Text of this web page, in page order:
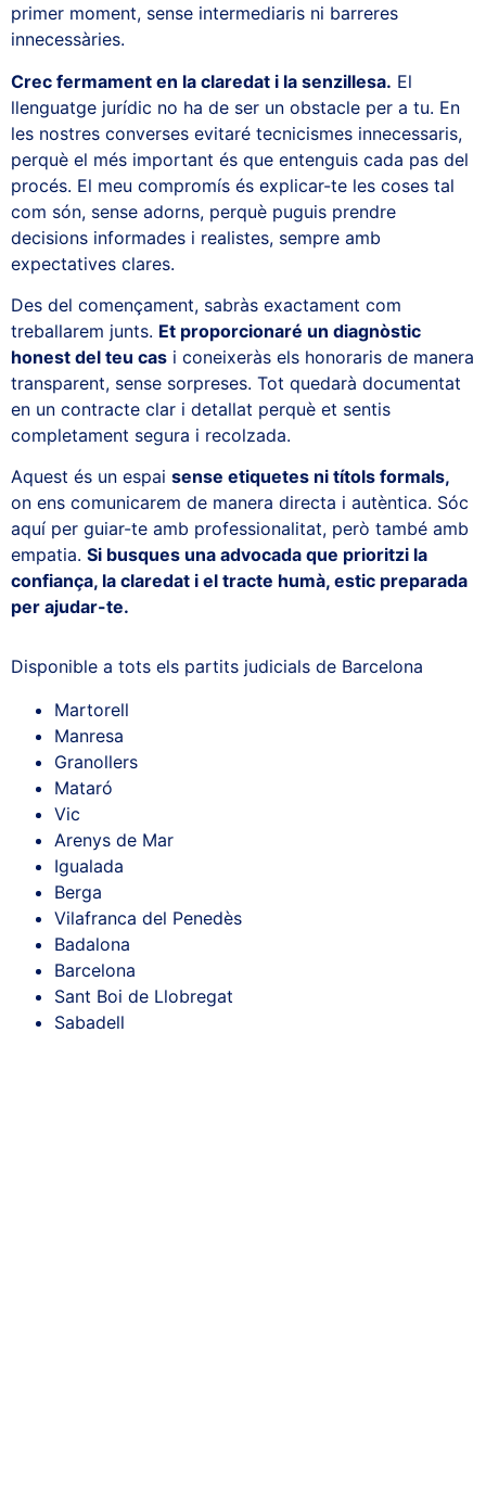
primer moment, sense intermediaris ni barreres
innecessàries.
Crec fermament en la claredat i la senzillesa. El
llenguatge jurídic no ha de ser un obstacle per a tu. En
les nostres converses evitaré tecnicismes innecessaris,
perquè el més important és que entenguis cada pas del
procés. El meu compromís és explicar-te les coses tal
com són, sense adorns, perquè puguis prendre
decisions informades i realistes, sempre amb
expectatives clares.
Des del començament, sabràs exactament com
treballarem junts. Et proporcionaré un diagnòstic
honest del teu cas i coneixeràs els honoraris de manera
transparent, sense sorpreses. Tot quedarà documentat
en un contracte clar i detallat perquè et sentis
completament segura i recolzada.
Aquest és un espai sense etiquetes ni títols formals,
on ens comunicarem de manera directa i autèntica. Sóc
aquí per guiar-te amb professionalitat, però també amb
empatia. Si busques una advocada que prioritzi la
confiança, la claredat i el tracte humà, estic preparada
per ajudar-te.
Disponible a tots els partits judicials de Barcelona
Martorell
Manresa
Granollers
Mataró
Vic
Arenys de Mar
Igualada
Berga
Vilafranca del Penedès
Badalona
Barcelona
Sant Boi de Llobregat
Sabadell